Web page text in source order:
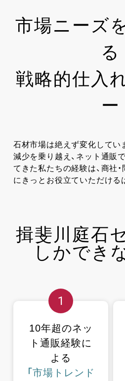
市場ニーズ
る
戦略的仕入
ー
石材市場は絶えず変化してい
減少を乗り越え、ネット通販
てきた私たちの経験は、商社
にきっとお役立ていただける
揖斐川庭石
しかでき
1
10年超のネッ
ト通販経験に
よる
「市場トレンド